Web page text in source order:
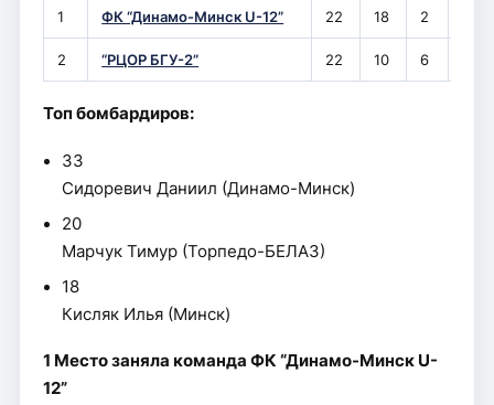
1 ФК “Динамо-Минск U-12” 22 18 2
2 “РЦОР БГУ-2” 22 10 6
Топ бомбардиров:
33
Сидоревич Даниил (Динамо-Минск)
20
Марчук Тимур (Торпедо-БЕЛАЗ)
18
Кисляк Илья (Минск)
1 Место заняла команда ФК “Динамо-Минск U-
12”